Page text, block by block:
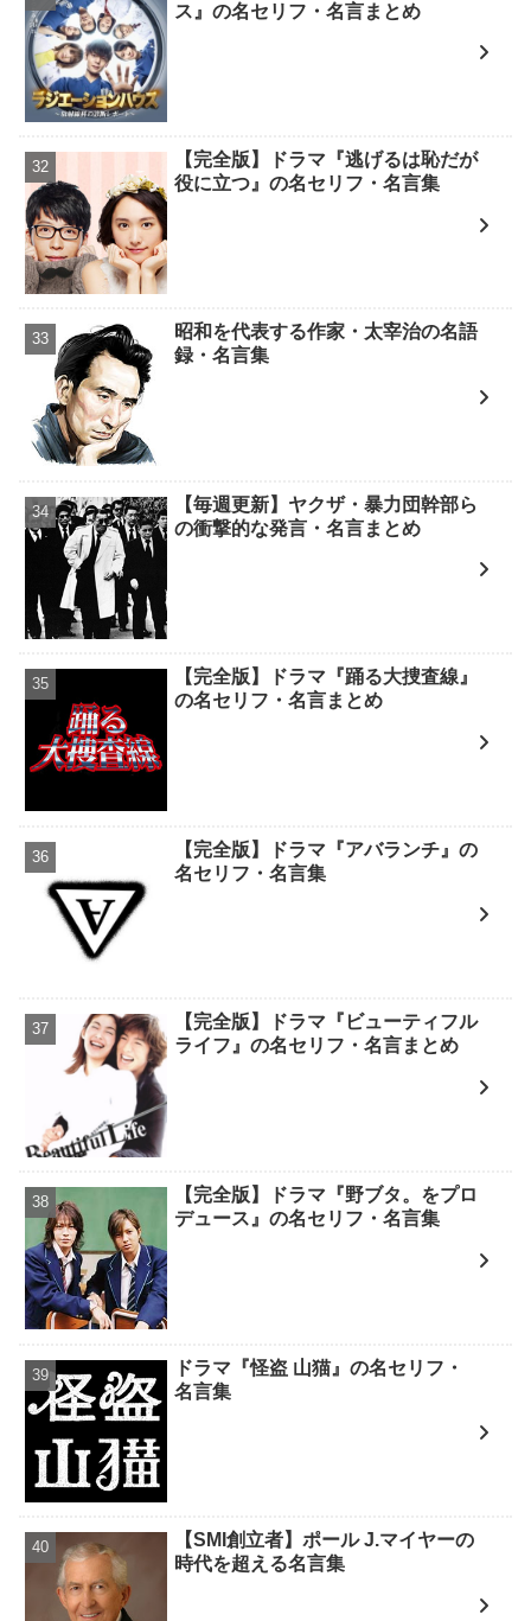
ス』の名セリフ・名言まとめ
【完全版】ドラマ『逃げるは恥だが
役に立つ』の名セリフ・名言集
昭和を代表する作家・太宰治の名語
録・名言集
【毎週更新】ヤクザ・暴力団幹部ら
の衝撃的な発言・名言まとめ
【完全版】ドラマ『踊る大捜査線』
の名セリフ・名言まとめ
【完全版】ドラマ『アバランチ』の
名セリフ・名言集
【完全版】ドラマ『ビューティフル
ライフ』の名セリフ・名言まとめ
【完全版】ドラマ『野ブタ。をプロ
デュース』の名セリフ・名言集
ドラマ『怪盗 山猫』の名セリフ・
名言集
【SMI創立者】ポール J.マイヤーの
時代を超える名言集